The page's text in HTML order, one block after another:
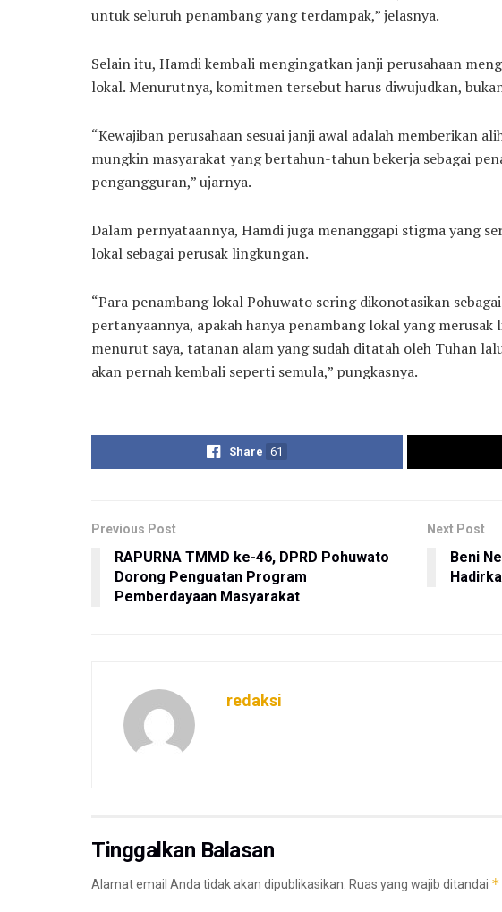
untuk seluruh penambang yang terdampak,” jelasnya.
Selain itu, Hamdi kembali mengingatkan janji perusahaan
lokal. Menurutnya, komitmen tersebut harus diwujudkan,
“Kewajiban perusahaan sesuai janji awal adalah memberikan
mungkin masyarakat yang bertahun-tahun bekerja sebagai
pengangguran,” ujarnya.
Dalam pernyataannya, Hamdi juga menanggapi stigma yang
lokal sebagai perusak lingkungan.
“Para penambang lokal Pohuwato sering dikonotasikan
pertanyaannya, apakah hanya penambang lokal yang merusak
menurut saya, tatanan alam yang sudah ditatah oleh Tuhan
akan pernah kembali seperti semula,” pungkasnya.
Share 61
Previous Post
RAPURNA TMMD ke-46, DPRD Pohuwato
Dorong Penguatan Program
Pemberdayaan Masyarakat
Next Post
Beni
redaksi
Tinggalkan Balasan
Alamat email Anda tidak akan dipublikasikan. Ruas yang wajib ditandai *